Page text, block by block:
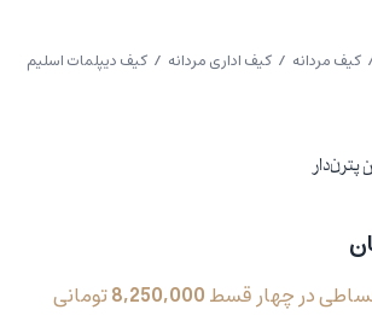
کیف مردانه / کیف اداری مردانه / کیف دیپلمات اسلیم
پترن‌دار
در چهار قسط8,250,000تومانی